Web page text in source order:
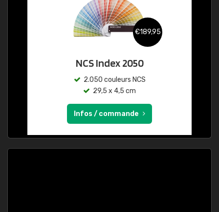
€189,95
NCS Index 2050
2.050 couleurs NCS
29,5 x 4,5 cm
Infos / commande